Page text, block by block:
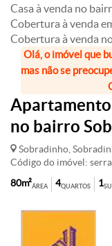
Casa à venda no
Cobertura à venda
Cobertura à venda
Olá, o imóvel que
mas não se
Apartamento
no bairro
Sobradinho,
Código do imóvel:
ÁREA
80m² QUARTOS
4 1